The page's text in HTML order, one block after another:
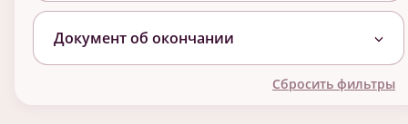
Документ об окончании
Сбросить фильтры